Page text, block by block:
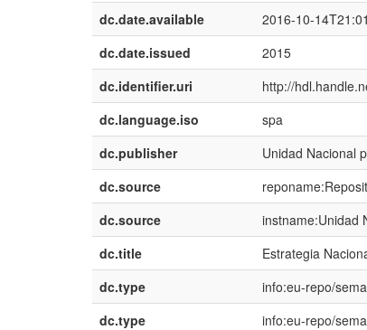
dc.date.available
2016-10-
dc.date.issued
2015
dc.identifier.uri
http://
dc.language.iso
spa
dc.publisher
Unidad Nacional
dc.source
dc.source
instname:Unidad
dc.title
Estrategia
dc.type
info:eu-repo/
dc.type
info:eu-repo/